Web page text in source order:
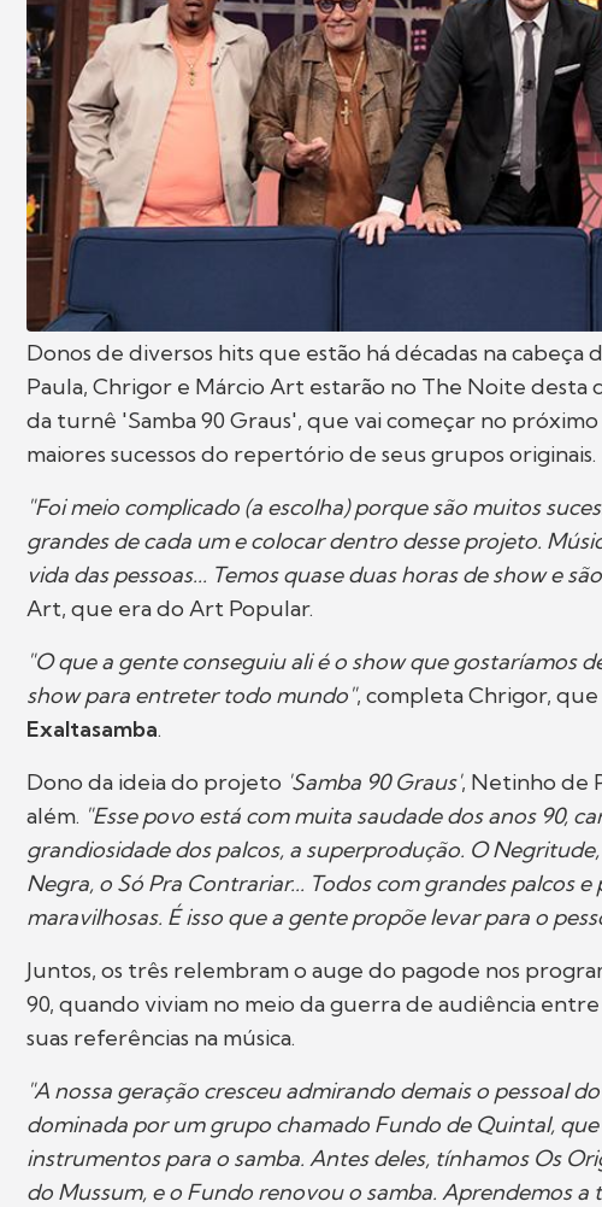
Donos de diversos hits que estão há décadas na
Paula, Chrigor e Márcio Art estarão no The Noite desta
da turnê 'Samba 90 Graus', que vai começar no
maiores sucessos do repertório de seus grupos originais.
"Foi meio complicado (a escolha) porque são muitos
grandes de cada um e colocar dentro desse projeto.
vida das pessoas... Temos quase duas horas de show e
Art, que era do Art Popular.
"O que a gente conseguiu ali é o show que gostaríamos
show para entreter todo mundo", completa Chrigor,
Exaltasamba.
Dono da ideia do projeto 'Samba 90 Graus', Netinho de
além. "Esse povo está com muita saudade dos anos 90,
grandiosidade dos palcos, a superprodução. O
Negra, o Só Pra Contrariar... Todos com grandes palcos
maravilhosas. É isso que a gente propõe levar para o
Juntos, os três relembram o auge do pagode nos
90, quando viviam no meio da guerra de audiência entre
suas referências na música.
"A nossa geração cresceu admirando demais o pessoal
dominada por um grupo chamado Fundo de Quintal,
instrumentos para o samba. Antes deles, tínhamos Os
do Mussum, e o Fundo renovou o samba. Aprendemos a